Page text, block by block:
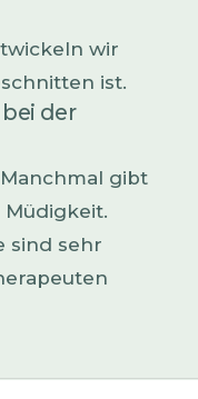
wir
ist.
der
gibt
sind sehr